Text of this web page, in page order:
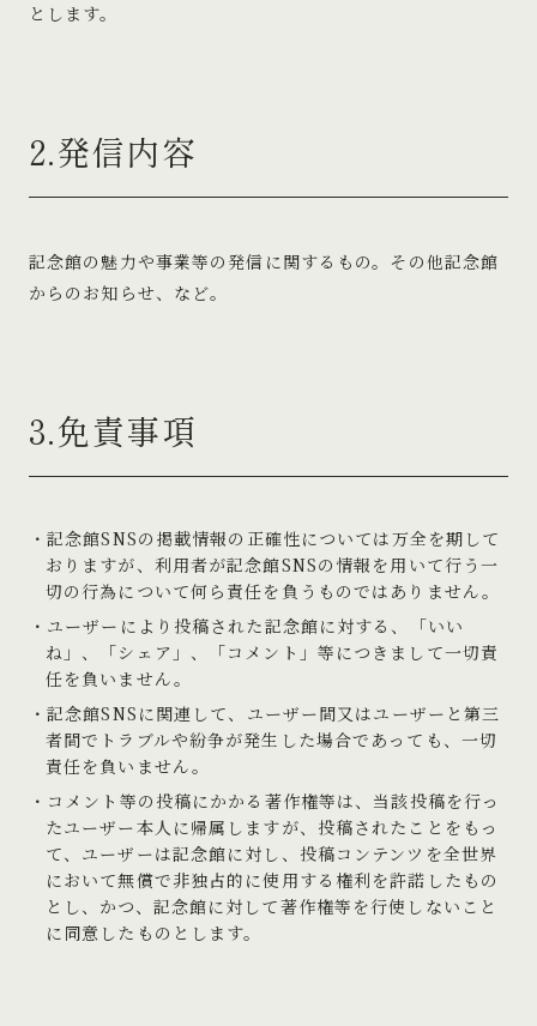
とします。
2.発信内容
記念館の魅力や事業等の発信に関するもの。その他記念館
からのお知らせ、など。
3.免責事項
記念館SNSの掲載情報の正確性については万全を期して
おりますが、利用者が記念館SNSの情報を用いて行う一
切の行為について何ら責任を負うものではありません。
ユーザーにより投稿された記念館に対する、「いい
ね」、「シェア」、「コメント」等につきまして一切責
任を負いません。
記念館SNSに関連して、ユーザー間又はユーザーと第三
者間でトラブルや紛争が発生した場合であっても、一切
責任を負いません。
コメント等の投稿にかかる著作権等は、当該投稿を行っ
たユーザー本人に帰属しますが、投稿されたことをもっ
て、ユーザーは記念館に対し、投稿コンテンツを全世界
において無償で非独占的に使用する権利を許諾したもの
とし、かつ、記念館に対して著作権等を行使しないこと
に同意したものとします。